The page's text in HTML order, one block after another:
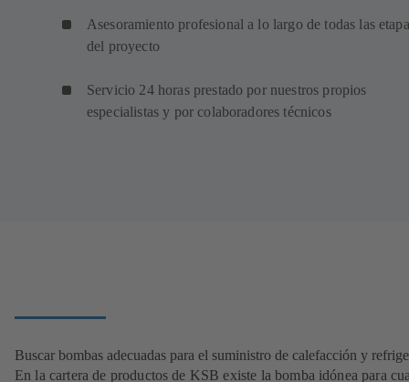
Asesoramiento profesional a lo largo de todas las
del proyecto
Servicio 24 horas prestado por nuestros propios
especialistas y por colaboradores técnicos
Buscar bombas adecuadas para el suministro de calefacción y
En la cartera de productos de KSB existe la bomba idónea para